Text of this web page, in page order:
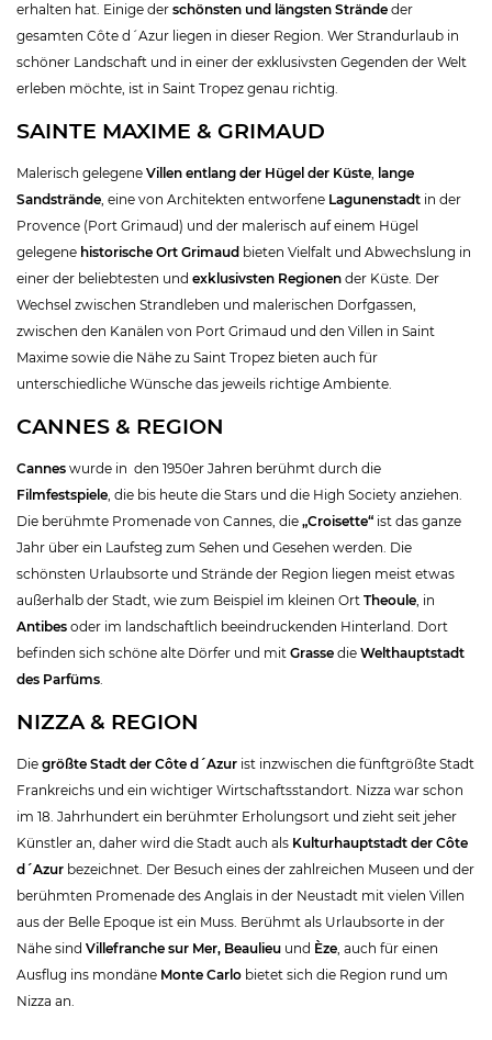
erhalten hat. Einige der schönsten und längsten Strände der
gesamten Côte d´Azur liegen in dieser Region. Wer Strandurlaub in
schöner Landschaft und in einer der exklusivsten Gegenden der Welt
erleben möchte, ist in Saint Tropez genau richtig.
SAINTE MAXIME & GRIMAUD
Malerisch gelegene Villen entlang der Hügel der Küste, lange
Sandstrände, eine von Architekten entworfene Lagunenstadt in der
Provence (Port Grimaud) und der malerisch auf einem Hügel
gelegene historische Ort Grimaud bieten Vielfalt und Abwechslung in
einer der beliebtesten und exklusivsten Regionen der Küste. Der
Wechsel zwischen Strandleben und malerischen Dorfgassen,
zwischen den Kanälen von Port Grimaud und den Villen in Saint
Maxime sowie die Nähe zu Saint Tropez bieten auch für
unterschiedliche Wünsche das jeweils richtige Ambiente.
CANNES & REGION
Cannes wurde in den 1950er Jahren berühmt durch die
Filmfestspiele, die bis heute die Stars und die High Society anziehen.
Die berühmte Promenade von Cannes, die „Croisette“ ist das ganze
Jahr über ein Laufsteg zum Sehen und Gesehen werden. Die
schönsten Urlaubsorte und Strände der Region liegen meist etwas
außerhalb der Stadt, wie zum Beispiel im kleinen Ort Theoule, in
Antibes oder im landschaftlich beeindruckenden Hinterland. Dort
befinden sich schöne alte Dörfer und mit Grasse die Welthauptstadt
des Parfüms.
NIZZA & REGION
Die größte Stadt der Côte d´Azur ist inzwischen die fünftgrößte Stadt
Frankreichs und ein wichtiger Wirtschaftsstandort. Nizza war schon
im 18. Jahrhundert ein berühmter Erholungsort und zieht seit jeher
Künstler an, daher wird die Stadt auch als Kulturhauptstadt der Côte
d´Azur bezeichnet. Der Besuch eines der zahlreichen Museen und der
berühmten Promenade des Anglais in der Neustadt mit vielen Villen
aus der Belle Epoque ist ein Muss. Berühmt als Urlaubsorte in der
Nähe sind Villefranche sur Mer, Beaulieu und Èze, auch für einen
Ausflug ins mondäne Monte Carlo bietet sich die Region rund um
Nizza an.